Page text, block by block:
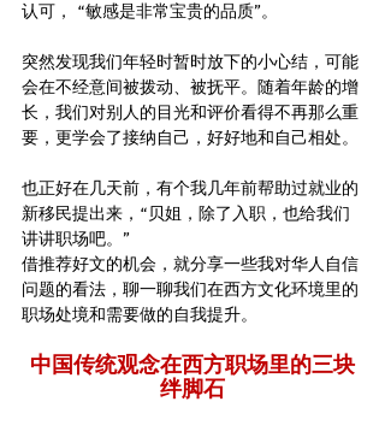
认可， “敏感是非常宝贵的品质”。
突然发现我们年轻时暂时放下的小心结，可能
会在不经意间被拨动、被抚平。随着年龄的增
长，我们对别人的目光和评价看得不再那么重
要，更学会了接纳自己，好好地和自己相处。
也正好在几天前，有个我几年前帮助过就业的
新移民提出来，“贝姐，除了入职，也给我们
讲讲职场吧。”
借推荐好文的机会，就分享一些我对华人自信
问题的看法，聊一聊我们在西方文化环境里的
职场处境和需要做的自我提升。
中国传统观念在西方职场里的三块
绊脚石